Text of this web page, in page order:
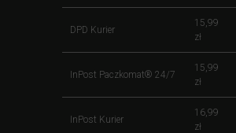
DPD Kurier
15,99
zł
InPost Paczkomat® 24/7
15,99
zł
InPost Kurier
16,99
zł